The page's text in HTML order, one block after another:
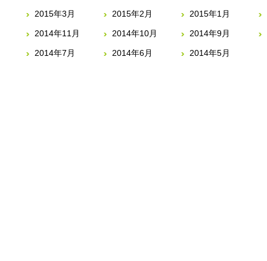
2015年3月 2015年2月 2015年1月
2014年11月 2014年10月 2014年9月
2014年7月 2014年6月 2014年5月